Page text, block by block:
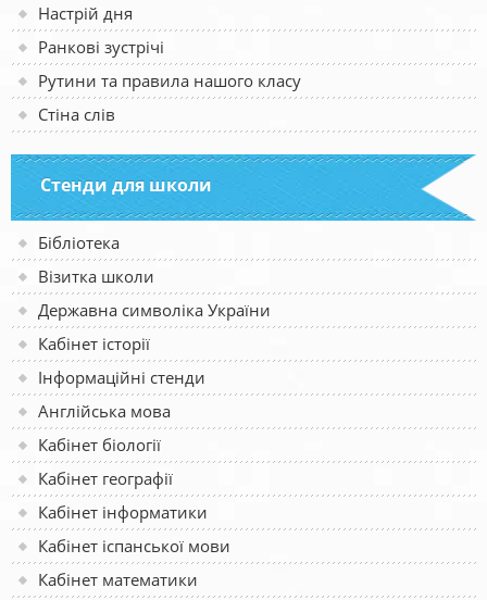
Настрій дня
Ранкові зустрічі
Рутини та правила нашого класу
Стіна слів
Стенди для школи
Бібліотека
Візитка школи
Державна символіка України
Кабінет історії
Інформаційні стенди
Англійська мова
Кабінет біології
Кабінет географії
Кабінет інформатики
Кабінет іспанської мови
Кабінет математики